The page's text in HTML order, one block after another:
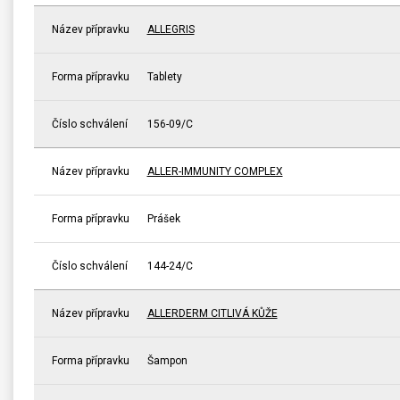
Název přípravku ALLEGRIS
Forma přípravku Tablety
Číslo schválení 156-09/C
Název přípravku ALLER-IMMUNITY COMPLEX
Forma přípravku Prášek
Číslo schválení 144-24/C
Název přípravku ALLERDERM CITLIVÁ KŮŽE
Forma přípravku Šampon